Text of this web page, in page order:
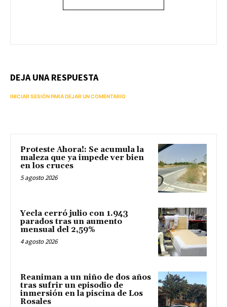
DEJA UNA RESPUESTA
INICIAR SESIÓN PARA DEJAR UN COMENTARIO
Proteste Ahora!: Se acumula la
maleza que ya impede ver bien
en los cruces
5 agosto 2026
Yecla cerró julio con 1.943
parados tras un aumento
mensual del 2,59%
4 agosto 2026
Reaniman a un niño de dos años
tras sufrir un episodio de
inmersión en la piscina de Los
Rosales